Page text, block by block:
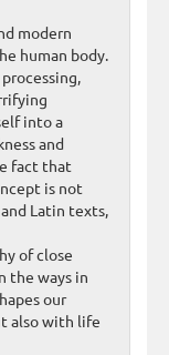
modern
human body.
into a
and
fact that
is not
Latin texts,
of close
the ways in
our
also with life